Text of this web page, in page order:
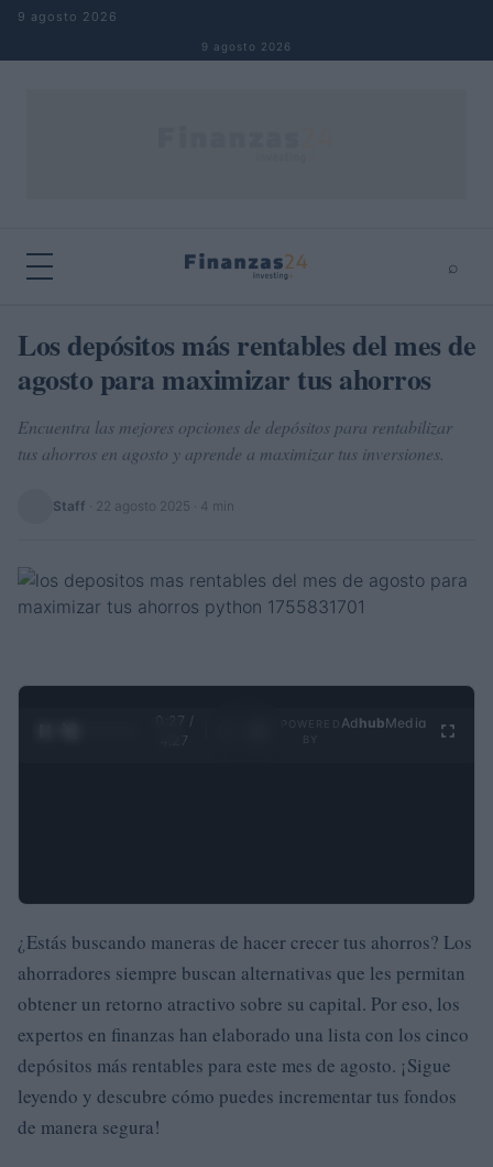
Saltar al contenido
9 agosto 2026
9 agosto 2026
⌕
Buscar ⌕ ×
Los depósitos más rentables del mes de
agosto para maximizar tus ahorros
Encuentra las mejores opciones de depósitos para rentabilizar
tus ahorros en agosto y aprende a maximizar tus inversiones.
Staff 22 agosto 2025 · 4 min
0:28 /
4:27
Ad hubMedia
¿Estás buscando maneras de hacer crecer tus ahorros? Los
ahorradores siempre buscan alternativas que les permitan
obtener un retorno atractivo sobre su capital. Por eso, los
expertos en finanzas han elaborado una lista con los cinco
depósitos más rentables para este mes de agosto. ¡Sigue
leyendo y descubre cómo puedes incrementar tus fondos
de manera segura!